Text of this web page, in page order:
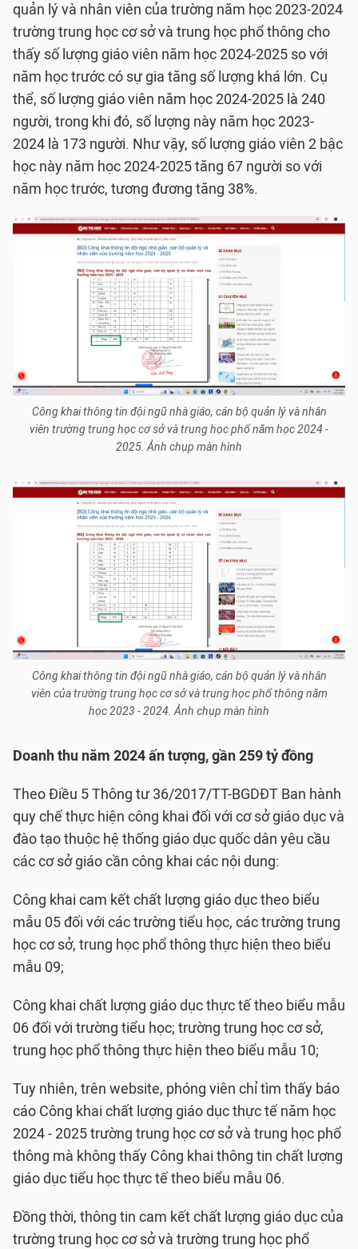
quản lý và nhân viên của trường năm học 2023-2024
trường trung học cơ sở và trung học phổ thông cho
thấy số lượng giáo viên năm học 2024-2025 so với
năm học trước có sự gia tăng số lượng khá lớn. Cụ
thể, số lượng giáo viên năm học 2024-2025 là 240
người, trong khi đó, số lượng này năm học 2023-
2024 là 173 người. Như vậy, số lượng giáo viên 2 bậc
học này năm học 2024-2025 tăng 67 người so với
năm học trước, tương đương tăng 38%.
Công khai thông tin đội ngũ nhà giáo, cán bộ quản lý và nhân
viên trường trung học cơ sở và trung học phổ năm học 2024 -
2025. Ảnh chụp màn hình
Công khai thông tin đội ngũ nhà giáo, cán bộ quản lý và nhân
viên của trường trung học cơ sở và trung học phổ thông năm
học 2023 - 2024. Ảnh chụp màn hình
Doanh thu năm 2024 ấn tượng, gần 259 tỷ đồng
Theo Điều 5 Thông tư 36/2017/TT-BGDĐT Ban hành
quy chế thực hiện công khai đối với cơ sở giáo dục và
đào tạo thuộc hệ thống giáo dục quốc dân yêu cầu
các cơ sở giáo cần công khai các nội dung:
Công khai cam kết chất lượng giáo dục theo biểu
mẫu 05 đối với các trường tiểu học, các trường trung
học cơ sở, trung học phổ thông thực hiện theo biểu
mẫu 09;
Công khai chất lượng giáo dục thực tế theo biểu mẫu
06 đối với trường tiểu học; trường trung học cơ sở,
trung học phổ thông thực hiện theo biểu mẫu 10;
Tuy nhiên, trên website, phóng viên chỉ tìm thấy báo
cáo Công khai chất lượng giáo dục thực tế năm học
2024 - 2025 trường trung học cơ sở và trung học phổ
thông mà không thấy Công khai thông tin chất lượng
giáo dục tiểu học thực tế theo biểu mẫu 06.
Đồng thời, thông tin cam kết chất lượng giáo dục của
trường trung học cơ sở và trường trung học phổ